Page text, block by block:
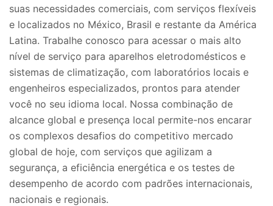
suas necessidades comerciais, com serviços flexíveis
e localizados no México, Brasil e restante da América
Latina. Trabalhe conosco para acessar o mais alto
nível de serviço para aparelhos eletrodomésticos e
sistemas de climatização, com laboratórios locais e
engenheiros especializados, prontos para atender
você no seu idioma local. Nossa combinação de
alcance global e presença local permite-nos encarar
os complexos desafios do competitivo mercado
global de hoje, com serviços que agilizam a
segurança, a eficiência energética e os testes de
desempenho de acordo com padrões internacionais,
nacionais e regionais.